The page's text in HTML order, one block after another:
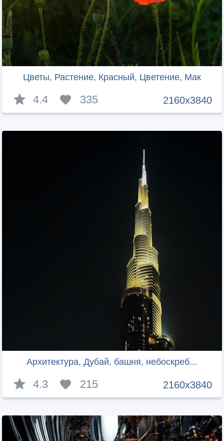
Цветы, Растение, Красный, Цветение, Мак
2160x3840
4.4 335
Архитектура, Дубай, башня, небоскреб...
2160x3840
4.3 215